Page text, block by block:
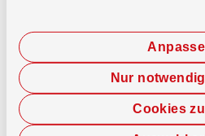
Cookies
Nur
Gemeinschaftskonto:
Finanzen, weniger
Zusammen leben, den